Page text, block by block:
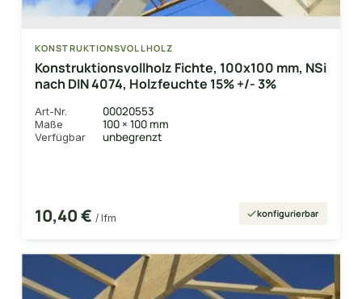
KONSTRUKTIONSVOLLHOLZ
Konstruktionsvollholz Fichte, 100x100 mm, NSi
nach DIN 4074, Holzfeuchte 15% +/- 3%
Art-Nr. 00020553
Maße 100 × 100 mm
Verfügbar unbegrenzt
10,40 € / lfm konfigurierbar